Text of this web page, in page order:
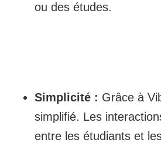
ou des études.
Simplicité : Grâce à
simplifié. Les
entre les étudiants et